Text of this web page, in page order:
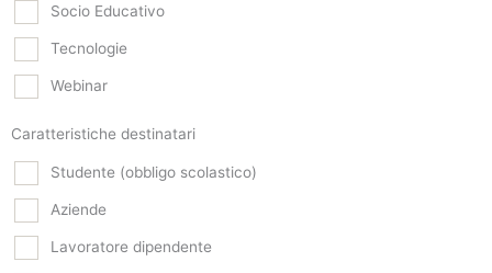
Socio Educativo
Tecnologie
Webinar
Caratteristiche destinatari
Studente (obbligo scolastico)
Aziende
Lavoratore dipendente